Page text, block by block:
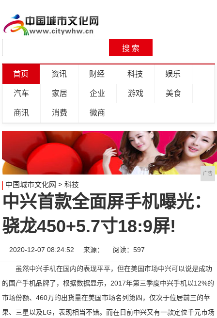
首页 资讯 财经 科技 娱乐
汽车 家居 企业 游戏 美食
商讯 消费 微商
广告
中国城市文化网 > 科技
中兴首款全面屏手机曝光：
骁龙450+5.7寸18:9屏!
2020-12-07 08:24:52 来源： 阅读：597
虽然中兴手机在国内的表现平平，但在美国市场中兴可以说是成功
的国产手机品牌了，根据数据显示，2017年第三季度中兴手机以12%的
市场份额、460万的出货量在美国市场名列第四，仅次于位居前三的苹
果、三星以及LG，表现相当不错。而在日前中兴又有一款定位千元市场